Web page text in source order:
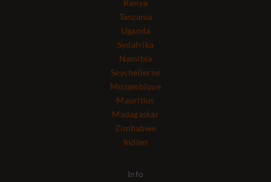
Kenya
Tanzania
Uganda
Sydafrika
Namibia
Seychellerne
Mozambique
Mauritius
Madagaskar
Zimbabwe
Indien
Info